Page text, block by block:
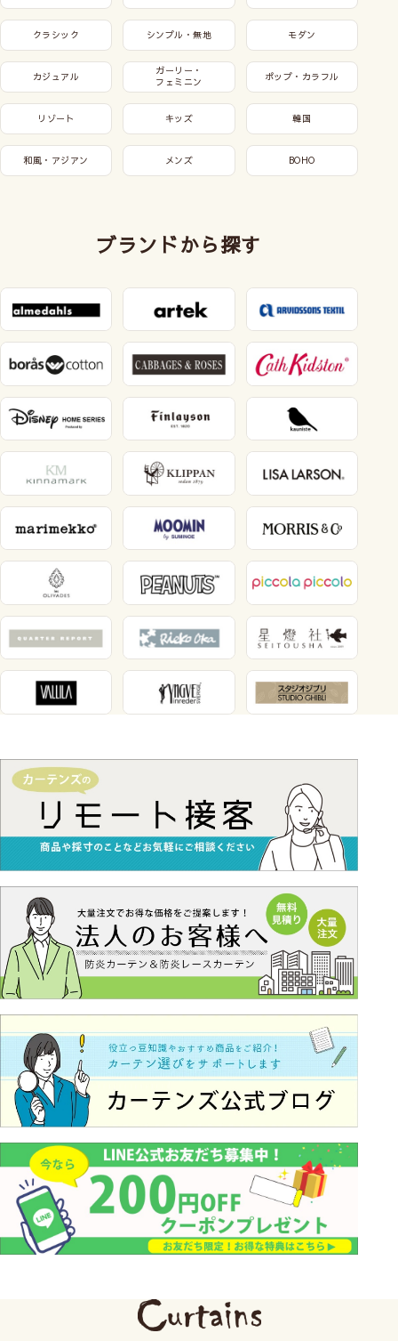
クラシック シンプル・無地 モダン
カジュアル
ガーリー・
フェミニン
ポップ・カラフル
リゾート キッズ 韓国
和風・アジアン メンズ BOHO
ブランドから探す